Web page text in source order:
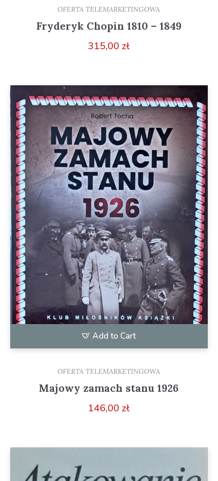
OFERTA TELEMARKETINGOWA
Fryderyk Chopin 1810 – 1849
315,00 zł
Add to Cart
OFERTA TELEMARKETINGOWA
Majowy zamach stanu 1926
146,00 zł